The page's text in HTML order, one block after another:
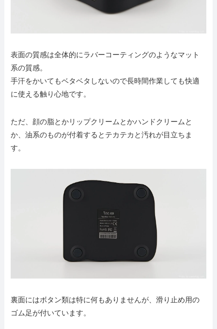
表面の質感は全体的にラバーコーティングのようなマット
系の質感。
手汗をかいてもベタベタしないので長時間作業しても快適
に使える触り心地です。
ただ、顔の脂とかリップクリームとかハンドクリームと
か、油系のものが付着するとテカテカと汚れが目立ちま
す。
裏面にはボタン類は特に何もありませんが、滑り止め用の
ゴム足が付いています。